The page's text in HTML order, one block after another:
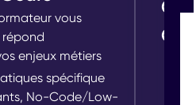
vous
enjeux métiers
spécifique
No-Code/Low-